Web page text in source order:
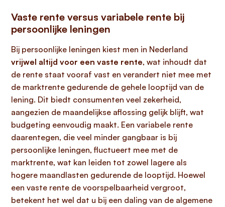
Vaste rente versus variabele rente bij
persoonlijke leningen
Bij persoonlijke leningen kiest men in Nederland
vrijwel altijd voor een vaste rente, wat inhoudt dat
de rente staat vooraf vast en verandert niet mee met
de marktrente gedurende de gehele looptijd van de
lening. Dit biedt consumenten veel zekerheid,
aangezien de maandelijkse aflossing gelijk blijft, wat
budgeting eenvoudig maakt. Een variabele rente
daarentegen, die veel minder gangbaar is bij
persoonlijke leningen, fluctueert mee met de
marktrente, wat kan leiden tot zowel lagere als
hogere maandlasten gedurende de looptijd. Hoewel
een vaste rente de voorspelbaarheid vergroot,
betekent het wel dat u bij een daling van de algemene